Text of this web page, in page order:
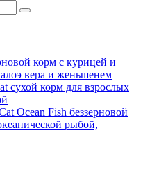
корм с курицей и
вера и женьшенем
сухой корм для взрослых
Ocean Fish беззерновой
рыбой,